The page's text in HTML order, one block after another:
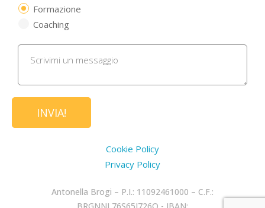
Formazione
Coaching
Cookie Policy
Privacy Policy
Antonella Brogi – P.I.: 11092461000 – C.F.: